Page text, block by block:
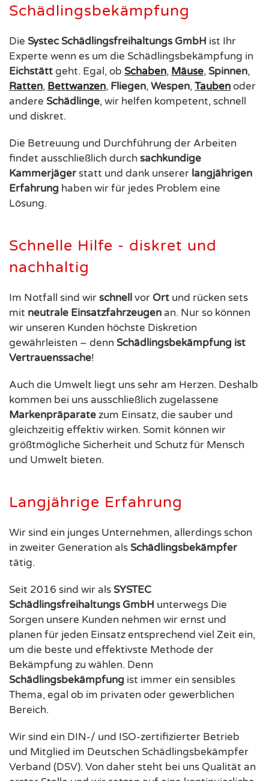
Schädlingsbekämpfung
Die Systec Schädlingsfreihaltungs GmbH ist Ihr
Experte wenn es um die Schädlingsbekämpfung in
Eichstättgeht. Egal, ob Schaben, Mäuse, Spinnen,
Ratten, Bettwanzen, Fliegen,Wespen,Taubenoder
andere Schädlinge, wir helfen kompetent, schnell
und diskret.
Die Betreuung und Durchführung der Arbeiten
findet ausschließlich durch sachkundige
Kammerjägerstatt und dank unserer langjährigen
Erfahrung haben wir für jedes Problem eine
Lösung.
Schnelle Hilfe - diskret und
nachhaltig
Im Notfall sind wirschnellvor Ort und rücken sets
mit neutrale Einsatzfahrzeugenan. Nur so können
wir unseren Kunden höchste Diskretion
gewährleisten – denn Schädlingsbekämpfung ist
Vertrauenssache!
Auch die Umwelt liegt uns sehr am Herzen. Deshalb
kommen bei uns ausschließlich zugelassene
Markenpräparatezum Einsatz, die sauber und
gleichzeitig effektiv wirken. Somit können wir
größtmögliche Sicherheit und Schutz für Mensch
und Umwelt bieten.
Langjährige Erfahrung
Wir sind ein junges Unternehmen, allerdings schon
in zweiter Generation als Schädlingsbekämpfer
tätig.
Seit 2016 sind wir als SYSTEC
Schädlingsfreihaltungs GmbH unterwegs Die
Sorgen unsere Kunden nehmen wir ernst und
planen für jeden Einsatz entsprechend viel Zeit ein,
um die beste und effektivste Methode der
Bekämpfung zu wählen. Denn
Schädlingsbekämpfung ist immer ein sensibles
Thema, egal ob im privaten oder gewerblichen
Bereich.
Wir sind ein DIN-/ und ISO-zertifizierter Betrieb
und Mitglied im Deutschen Schädlingsbekämpfer
Verband (DSV). Von daher steht bei uns Qualität an